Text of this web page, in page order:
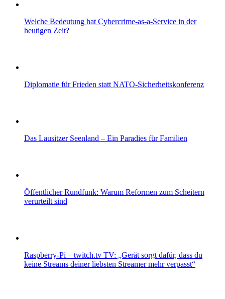
Welche Bedeutung hat Cybercrime-as-a-Service in der
heutigen Zeit?
Diplomatie für Frieden statt NATO-Sicherheitskonferenz
Das Lausitzer Seenland – Ein Paradies für Familien
Öffentlicher Rundfunk: Warum Reformen zum Scheitern
verurteilt sind
Raspberry-Pi – twitch.tv TV: „Gerät sorgt dafür, dass du
keine Streams deiner liebsten Streamer mehr verpasst“